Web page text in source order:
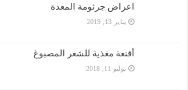
اعراض جرثومة المعدة
يناير 13, 2019
أقنعة مغذية للشعر المصبوغ
يوليو 11, 2018